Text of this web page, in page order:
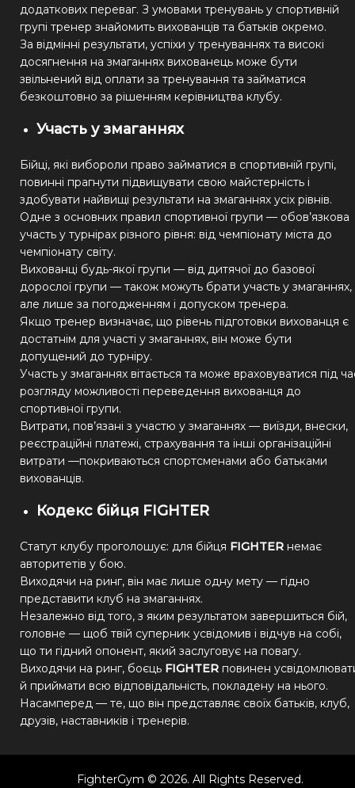
додаткових переваг. З умовами тренувань у спортивній
групі тренер знайомить вихованців та батьків окремо.
За відмінні результати, успіхи у тренуваннях та високі
досягнення на змаганнях вихованець може бути
звільнений від оплати за тренування та займатися
безкоштовно за рішенням керівництва клубу.
Участь у змаганнях
Бійці, які вибороли право займатися в спортивній групі,
повинні прагнути підвищувати свою майстерність і
здобувати найвищі результати на змаганнях усіх рівнів.
Одне з основних правил спортивної групи — обов’язкова
участь у турнірах різного рівня: від чемпіонату міста до
чемпіонату світу.
Вихованці будь-якої групи — від дитячої до базової
дорослої групи — також можуть брати участь у змаганнях,
але лише за погодженням і допуском тренера.
Якщо тренер визначає, що рівень підготовки вихованця є
достатнім для участі у змаганнях, він може бути
допущений до турніру.
Участь у змаганнях вітається та може враховуватися під
розгляду можливості переведення вихованця до
спортивної групи.
Витрати, пов’язані з участю у змаганнях — виїзди, внески,
реєстраційні платежі, страхування та інші організаційні
витрати —покриваються спортсменами або батьками
вихованців.
Кодекс бійця FIGHTER
Статут клубу проголошує: для бійця FIGHTER немає
авторитетів у бою.
Виходячи на ринг, він має лише одну мету — гідно
представити клуб на змаганнях.
Незалежно від того, з яким результатом завершиться бій,
головне — щоб твій суперник усвідомив і відчув на собі,
що ти гідний опонент, який заслуговує на повагу.
Виходячи на ринг, боєць FIGHTER повинен
й приймати всю відповідальність, покладену на нього.
Насамперед — те, що він представляє своїх батьків, клуб,
друзів, наставників і тренерів.
FighterGym © 2026. All Rights Reserved.